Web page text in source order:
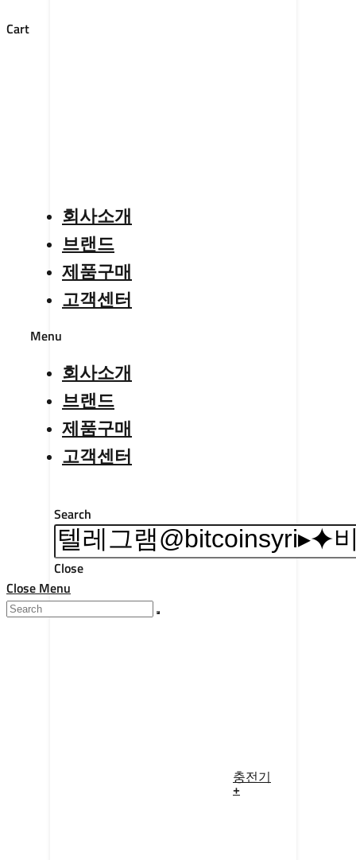
충전기
+
Cart
회사소개
브랜드
제품구매
고객센터
Menu
회사소개
브랜드
제품구매
고객센터
Search
Close
Close Menu